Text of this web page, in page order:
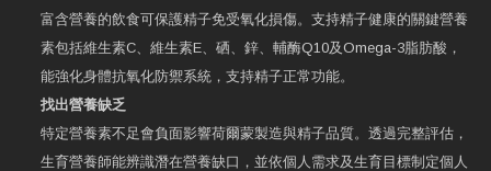
富含營養的飲食可保護精子免受氧化損傷。支持精子健康的關鍵營養
素包括維生素C、維生素E、硒、鋅、輔酶Q10及Omega-3脂肪酸，
能強化身體抗氧化防禦系統，支持精子正常功能。
找出營養缺乏
特定營養素不足會負面影響荷爾蒙製造與精子品質。透過完整評估，
生育營養師能辨識潛在營養缺口，並依個人需求及生育目標制定個人